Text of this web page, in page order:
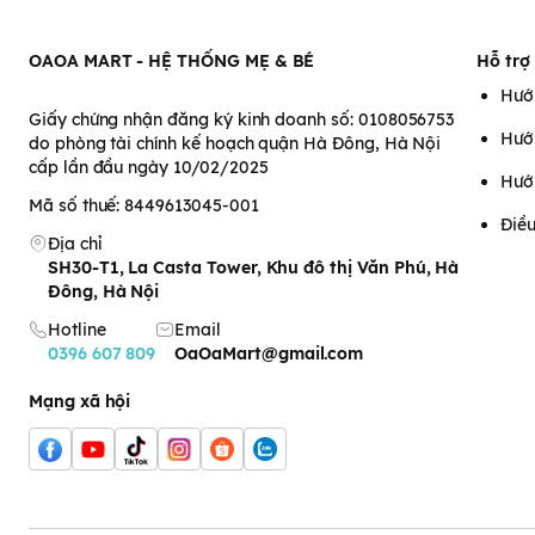
kháng khuẩn hiệu quả, hạn chế tối đa nguy cơ bị viêm nhiễm
∞Đối tượng sử dụng: Mọi đối tượng.
- Bước 1: Làm ướt vùng kín, lấy 1 lượng dung dịch vệ sinh ra tay
- Bước 2: Rửa lại kỹ bằng nước sạch và lau khô bằng khăn
OAOA MART - HỆ THỐNG MẸ & BÉ
Giấy chứng nhận đăng ký kinh doanh số: 0108056753
do phòng tài chính kế hoạch quận Hà Đông, Hà Nội
cấp lần đầu ngày 10/02/2025
Mã số thuế: 8449613045-001
Địa chỉ
SH30-T1, La Casta Tower, Khu đô thị Văn Phú, Hà
Đông, Hà Nội
Hotline
0396 607 809
Email
OaOaMart@gmail.com
Mạng xã hội
Hỗ trợ